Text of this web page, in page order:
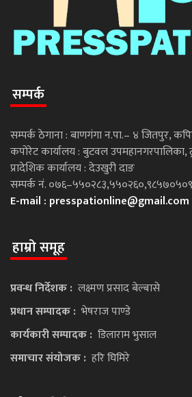
सम्पर्क
सम्पर्क ठेगाना : बाणगंगा न.पा.– ४ जितपुर,
कपोरेट कार्यालय : बुटवल उपमहानगरपालिका,
प्रादेशिक कार्यालय : देउखुरी दाङ
सम्पर्क नं.
E-mail : presspationline@gmail.com
हाम्रो समूह
प्रवन्ध निर्देशक : लक्ष्मण प्रसाद बेल्बासे
प्रधान सम्पादक : भेषराज पाण्डे
कार्यकारी सम्पादक : डिलाराम भुसाल
समाचार संयोजक : हरि घिमिरे